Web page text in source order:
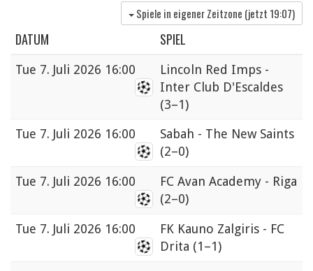
Spiele in eigener Zeitzone (jetzt 19:07)
DATUM SPIEL
Tue 7. Juli 2026 16:00
Lincoln Red Imps -
Inter Club D'Escaldes
(3–1)
Tue 7. Juli 2026 16:00
Sabah - The New Saints
(2–0)
Tue 7. Juli 2026 16:00
FC Avan Academy - Riga
(2–0)
Tue 7. Juli 2026 16:00
FK Kauno Zalgiris - FC
Drita (1–1)